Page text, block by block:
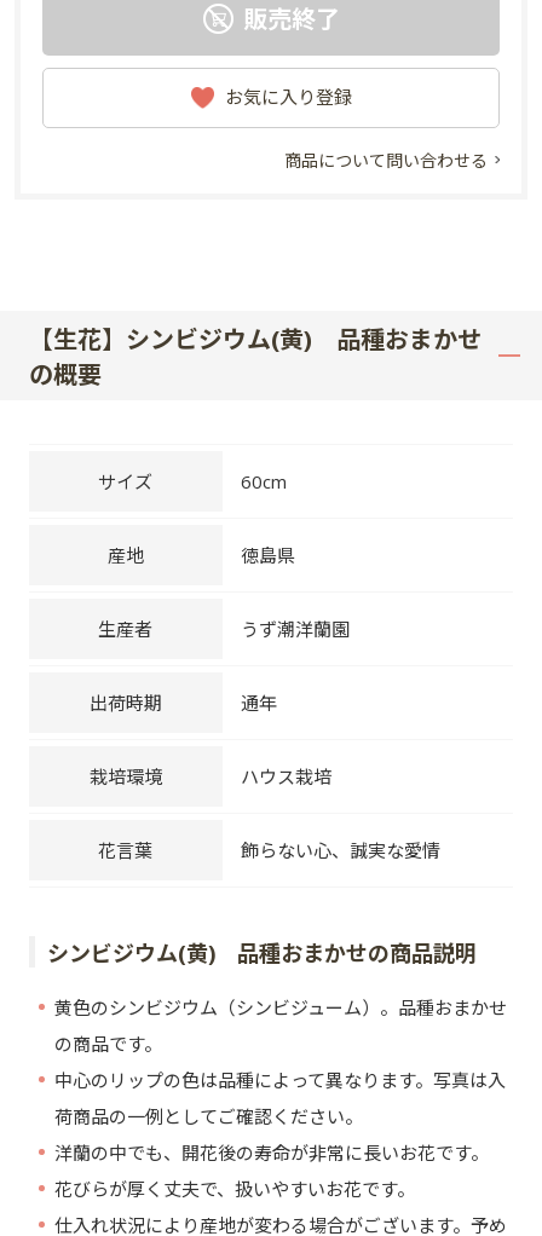
販売終了
お気に入り登録
商品について問い合わせる
【生花】シンビジウム(黄) 品種おまかせ
の概要
サイズ 60cm
産地 徳島県
生産者 うず潮洋蘭園
出荷時期 通年
栽培環境 ハウス栽培
花言葉 飾らない心、誠実な愛情
シンビジウム(黄) 品種おまかせの商品説明
黄色のシンビジウム（シンビジューム）。品種おまかせ
の商品です。
中心のリップの色は品種によって異なります。写真は入
荷商品の一例としてご確認ください。
洋蘭の中でも、開花後の寿命が非常に長いお花です。
花びらが厚く丈夫で、扱いやすいお花です。
仕入れ状況により産地が変わる場合がございます。予め